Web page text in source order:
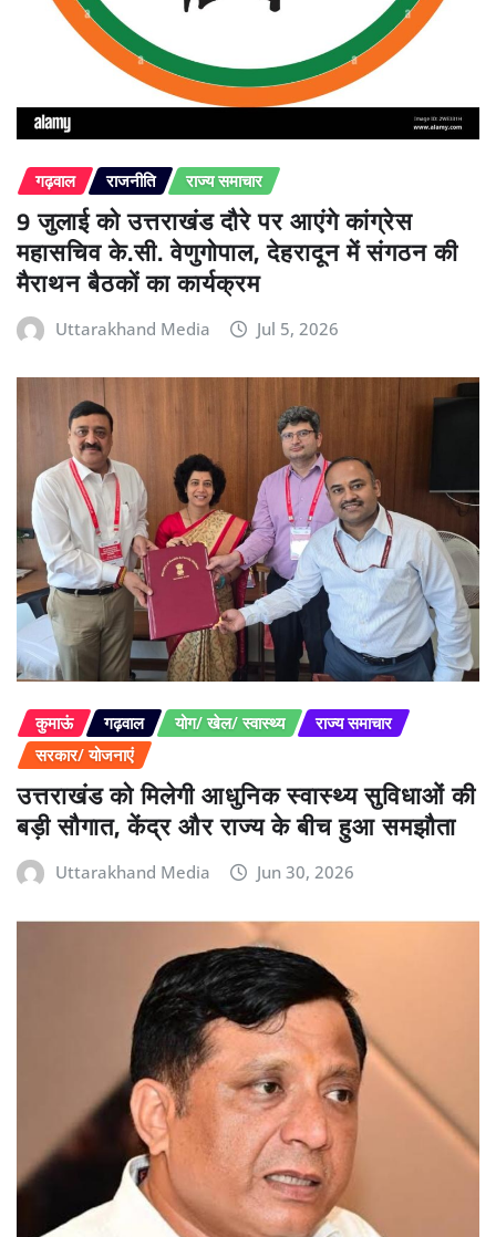
गढ़वाल राजनीति राज्य समाचार
9 जुलाई को उत्तराखंड दौरे पर आएंगे कांग्रेस
महासचिव के.सी. वेणुगोपाल, देहरादून में संगठन की
मैराथन बैठकों का कार्यक्रम
Uttarakhand Media Jul 5, 2026
कुमाऊं गढ़वाल योग/ खेल/ स्वास्थ्य
राज्य समाचार
सरकार/ योजनाएं
उत्तराखंड को मिलेगी आधुनिक स्वास्थ्य सुविधाओं की
बड़ी सौगात, केंद्र और राज्य के बीच हुआ समझौता
Uttarakhand Media Jun 30, 2026